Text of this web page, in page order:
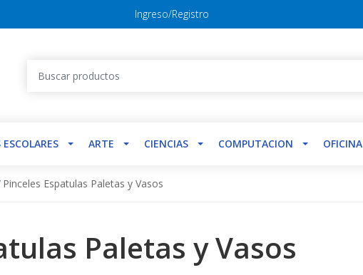
Ingreso/Registro
ARTE CIENCIAS COMPUTACION OFICINA
Pinceles Espatulas Paletas y Vasos
Paletas y Vasos